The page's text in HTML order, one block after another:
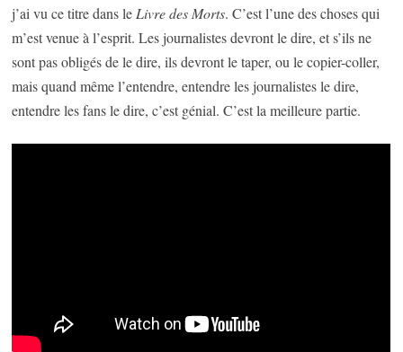
j’ai vu ce titre dans le Livre des Morts. C’est l’une des choses qui
m’est venue à l’esprit. Les journalistes devront le dire, et s’ils ne
sont pas obligés de le dire, ils devront le taper, ou le copier-coller,
mais quand même l’entendre, entendre les journalistes le dire,
entendre les fans le dire, c’est génial. C’est la meilleure partie.